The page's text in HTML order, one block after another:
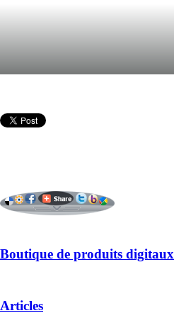
Boutique de produits digitaux
Articles